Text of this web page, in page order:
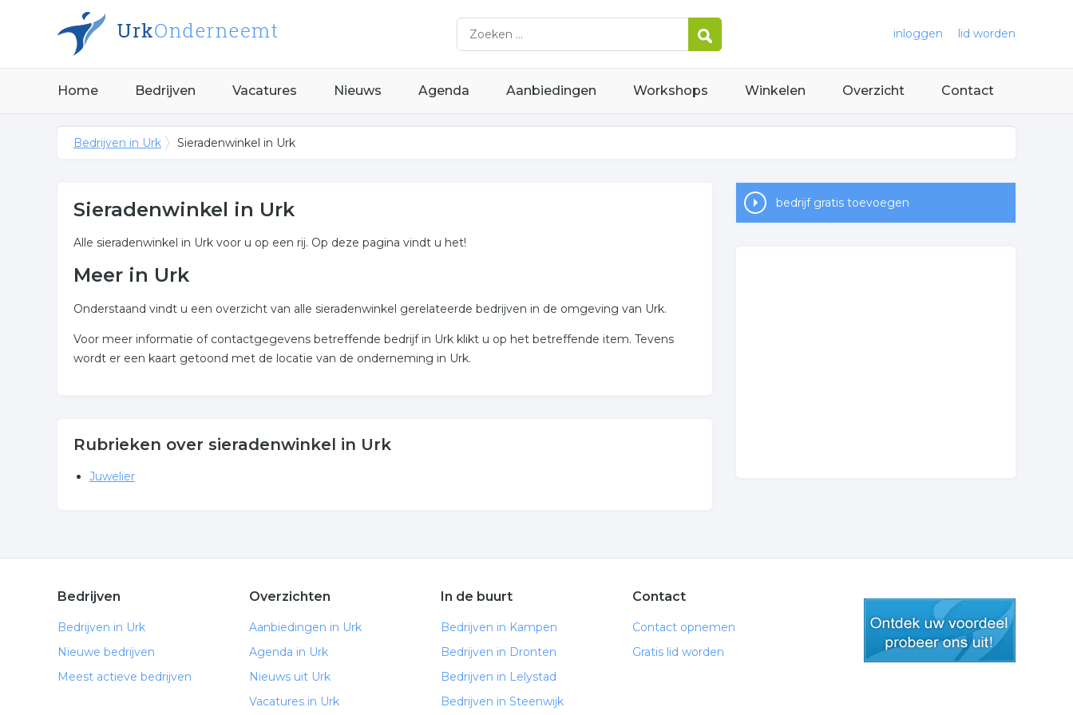
inloggen lid worden
Home Bedrijven Vacatures Nieuws Agenda Aanbiedingen Workshops Winkelen Overzicht Contact
Bedrijven in Urk Sieradenwinkel in Urk
Sieradenwinkel in Urk
Alle sieradenwinkel in Urk voor u op een rij. Op deze pagina vindt u het!
Meer in Urk
Onderstaand vindt u een overzicht van alle sieradenwinkel gerelateerde bedrijven in de omgeving van Urk.
Voor meer informatie of contactgegevens betreffende bedrijf in Urk klikt u op het betreffende item. Tevens
wordt er een kaart getoond met de locatie van de onderneming in Urk.
Rubrieken over sieradenwinkel in Urk
Juwelier
bedrijf gratis toevoegen
Bedrijven
Bedrijven in Urk
Nieuwe bedrijven
Meest actieve bedrijven
Overzichten
Aanbiedingen in Urk
Agenda in Urk
Nieuws uit Urk
Vacatures in Urk
In de buurt
Bedrijven in Kampen
Bedrijven in Dronten
Bedrijven in Lelystad
Bedrijven in Steenwijk
Contact
Contact opnemen
Gratis lid worden